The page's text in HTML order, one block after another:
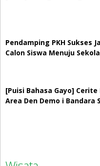
Pendamping PKH Sukses
Calon Siswa Menuju
[Puisi Bahasa Gayo]
Area Den Demo i